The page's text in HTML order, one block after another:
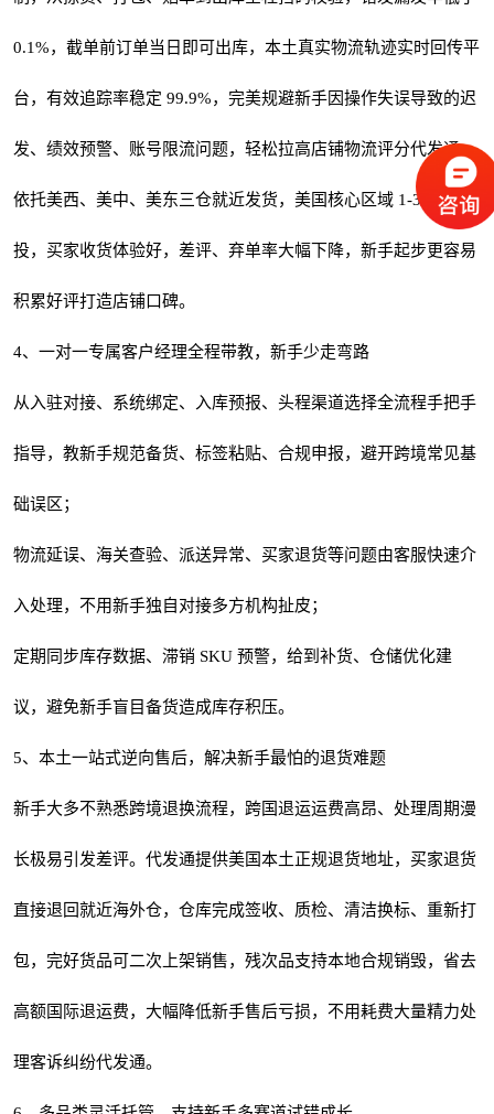
0.1%，截单前订单当日即可出库，本土真实物流轨迹实时回传平
台，有效追踪率稳定 99.9%，完美规避新手因操作失误导致的迟
发、绩效预警、账号限流问题，轻松拉高店铺物流评分代发通。
依托美西、美中、美东三仓就近发货，美国核心区域 1-3 天妥
投，买家收货体验好，差评、弃单率大幅下降，新手起步更容易
积累好评打造店铺口碑。
4、一对一专属客户经理全程带教，新手少走弯路
从入驻对接、系统绑定、入库预报、头程渠道选择全流程手把手
指导，教新手规范备货、标签粘贴、合规申报，避开跨境常见基
础误区；
物流延误、海关查验、派送异常、买家退货等问题由客服快速介
入处理，不用新手独自对接多方机构扯皮；
定期同步库存数据、滞销 SKU 预警，给到补货、仓储优化建
议，避免新手盲目备货造成库存积压。
5、本土一站式逆向售后，解决新手最怕的退货难题
新手大多不熟悉跨境退换流程，跨国退运运费高昂、处理周期漫
长极易引发差评。代发通提供美国本土正规退货地址，买家退货
直接退回就近海外仓，仓库完成签收、质检、清洁换标、重新打
包，完好货品可二次上架销售，残次品支持本地合规销毁，省去
高额国际退运费，大幅降低新手售后亏损，不用耗费大量精力处
理客诉纠纷代发通。